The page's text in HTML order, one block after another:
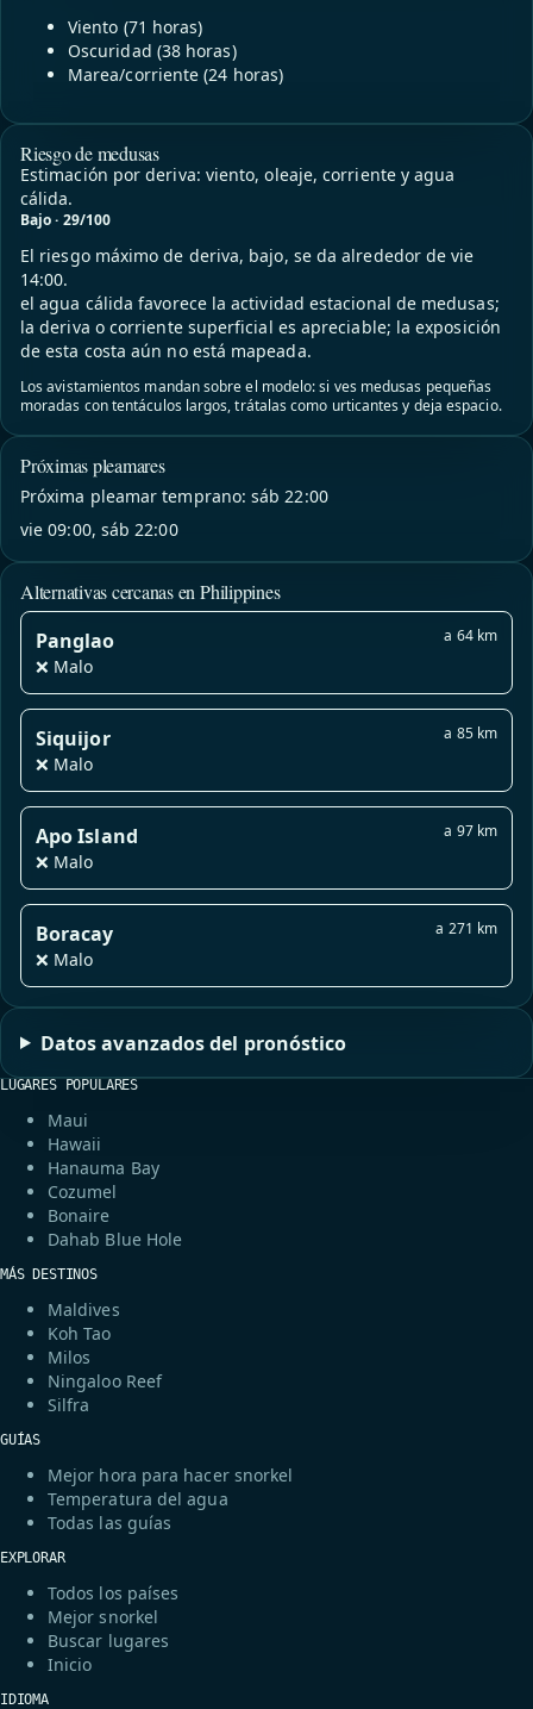
Viento (71 horas)
Oscuridad (38 horas)
Marea/corriente (24 horas)
Riesgo de medusas
Estimación por deriva: viento, oleaje, corriente y agua
cálida.
Bajo · 29/100
El riesgo máximo de deriva, bajo, se da alrededor de vie
14:00.
el agua cálida favorece la actividad estacional de medusas;
la deriva o corriente superficial es apreciable; la exposición
de esta costa aún no está mapeada.
Los avistamientos mandan sobre el modelo: si ves medusas pequeñas
moradas con tentáculos largos, trátalas como urticantes y deja espacio.
Próximas pleamares
Próxima pleamar temprano: sáb 22:00
vie 09:00, sáb 22:00
Alternativas cercanas en Philippines
Panglao a 64 km
❌ Malo
Siquijor a 85 km
❌ Malo
Apo Island a 97 km
❌ Malo
Boracay a 271 km
❌ Malo
Datos avanzados del pronóstico
LUGARES POPULARES
Maui
Hawaii
Hanauma Bay
Cozumel
Bonaire
Dahab Blue Hole
MÁS DESTINOS
Maldives
Koh Tao
Milos
Ningaloo Reef
Silfra
GUÍAS
Mejor hora para hacer snorkel
Temperatura del agua
Todas las guías
EXPLORAR
Todos los países
Mejor snorkel
Buscar lugares
Inicio
IDIOMA